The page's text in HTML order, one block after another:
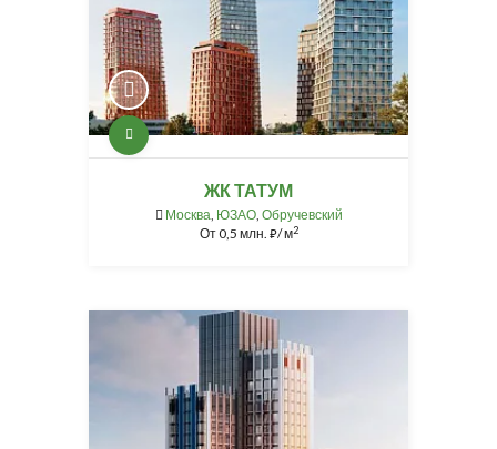
ЖК ТАТУМ
Москва, ЮЗАО, Обручевский
От0,5 млн. ⃏/ м2